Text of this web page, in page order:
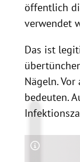
öffentlich
verwendet
Das ist
Nägeln.
bedeuten.
Copyright-